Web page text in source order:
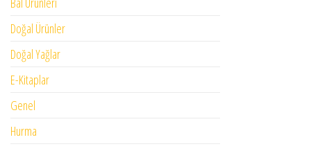
Doğal Ürünler
Doğal Yağlar
E-Kitaplar
Genel
Hurma